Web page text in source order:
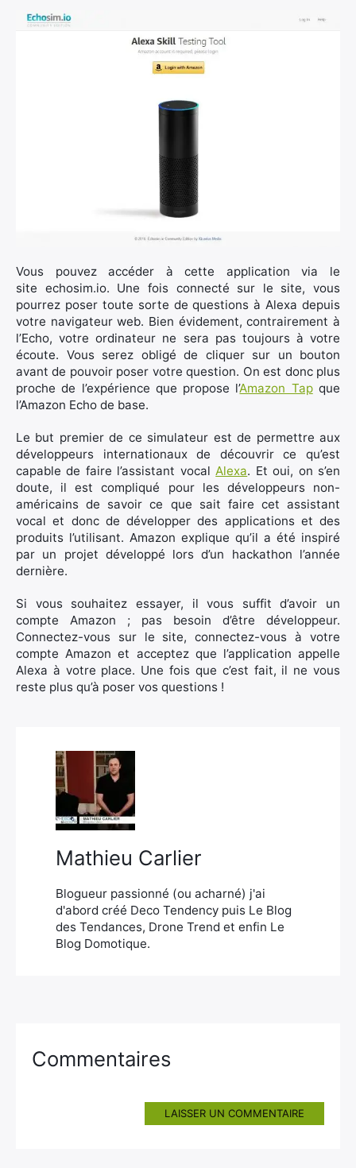
Vous pouvez accéder à cette application via le
site echosim.io. Une fois connecté sur le site, vous
pourrez poser toute sorte de questions à Alexa depuis
votre navigateur web. Bien évidement, contrairement à
l’Echo, votre ordinateur ne sera pas toujours à votre
écoute. Vous serez obligé de cliquer sur un bouton
avant de pouvoir poser votre question. On est donc plus
proche de l’expérience que propose l’Amazon Tapque
l’Amazon Echo de base.
Le but premier de ce simulateur est de permettre aux
développeurs internationaux de découvrir ce qu’est
capable de faire l’assistant vocalAlexa. Et oui, on s’en
doute, il est compliqué pour les développeurs non-
américains de savoir ce que sait faire cet assistant
vocal et donc de développer des applications et des
produits l’utilisant. Amazon explique qu’il a été inspiré
par un projet développé lors d’un hackathon l’année
dernière.
Si vous souhaitez essayer, il vous suffit d’avoir un
compte Amazon ; pas besoin d’être développeur.
Connectez-vous sur le site, connectez-vous à votre
compte Amazon et acceptez que l’application appelle
Alexa à votre place. Une fois que c’est fait, il ne vous
reste plus qu’à poser vos questions !
Mathieu Carlier
Blogueur passionné (ou acharné) j'ai
d'abord créé Deco Tendency puis Le Blog
des Tendances, Drone Trend et enfin Le
Blog Domotique.
Commentaires
LAISSER UN COMMENTAIRE